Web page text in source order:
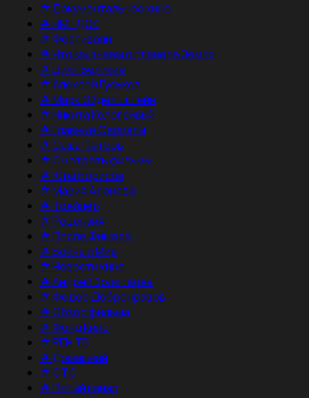
#Документальное кино
#НМГ ДОК
#Фестивали
#Что мы знаем о планете Земля
#Цикл Великие
#Алексей Гуськов
#Марк Эйдельштейн
#Никита Кологривый
#Главные Сериалы
#Саша Петров
#Смотреть фильмы
#Юра Борисов
#Мария Аронова
# Трейлер
#Рецензия
#После Фишера
#Война и Мир
#Новости кино
#Андрей Золотарев
#Федор Добронравов
#Обзор фильма
#Фонд Кино
#РЕН ТВ
#Домашний
#СТС
#Пятый канал